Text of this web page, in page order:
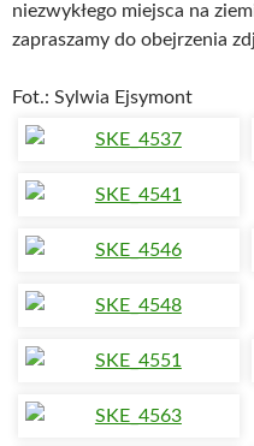
niezwykłego miejsca na
zapraszamy do obejrzenia
Fot.: Sylwia Ejsymont